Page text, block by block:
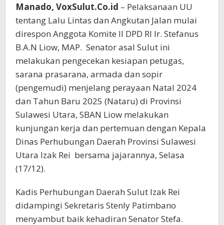
Manado, VoxSulut.Co.id – Pelaksanaan UU
tentang Lalu Lintas dan Angkutan Jalan mulai
direspon Anggota Komite II DPD RI Ir. Stefanus
B.A.N Liow, MAP. Senator asal Sulut ini
melakukan pengecekan kesiapan petugas,
sarana prasarana, armada dan sopir
(pengemudi) menjelang perayaan Natal 2024
dan Tahun Baru 2025 (Nataru) di Provinsi
Sulawesi Utara, SBAN Liow melakukan
kunjungan kerja dan pertemuan dengan Kepala
Dinas Perhubungan Daerah Provinsi Sulawesi
Utara Izak Rei bersama jajarannya, Selasa
(17/12).
Kadis Perhubungan Daerah Sulut Izak Rei
didampingi Sekretaris Stenly Patimbano
menyambut baik kehadiran Senator Stefa.